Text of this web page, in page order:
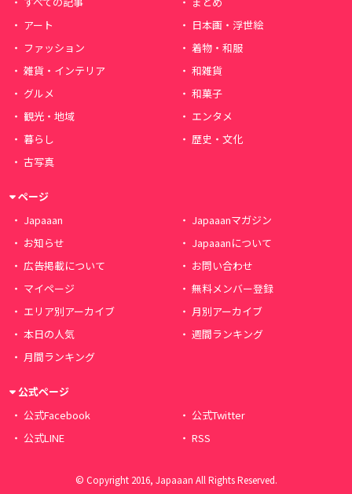
アート
日本画・浮世絵
ファッション
着物・和服
雑貨・インテリア
和雑貨
グルメ
和菓子
観光・地域
エンタメ
暮らし
歴史・文化
古写真
ページ
Japaaan
Japaaanマガジン
お知らせ
Japaaanについて
広告掲載について
お問い合わせ
マイページ
無料メンバー登録
エリア別アーカイブ
月別アーカイブ
本日の人気
週間ランキング
月間ランキング
公式ページ
公式Facebook
公式Twitter
公式LINE
RSS
© Copyright 2016, Japaaan All Rights Reserved.